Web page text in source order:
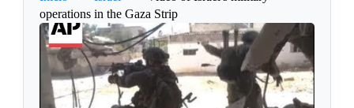
operations in the Gaza Strip